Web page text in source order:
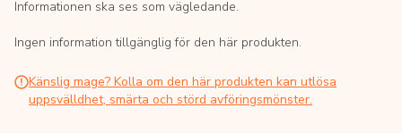
Informationen ska ses som vägledande.
Ingen information tillgänglig för den här produkten.
Känslig mage? Kolla om den här produkten kan utlösa
uppsvälldhet, smärta och störd avföringsmönster.